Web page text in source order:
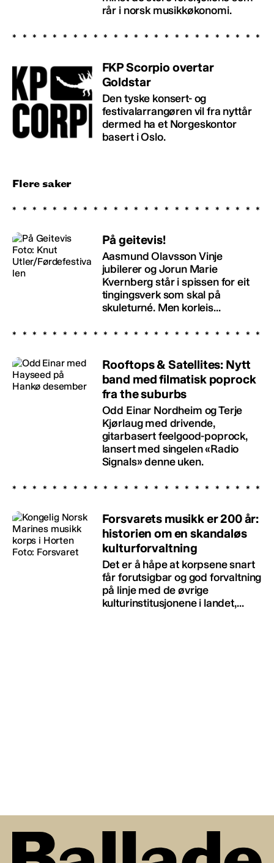
rår i norsk musikkøkonomi.
FKP Scorpio overtar
Goldstar
Den tyske konsert- og
festivalarrangøren vil fra nyttår
dermed ha et Norgeskontor
basert i Oslo.
Flere saker
På geitevis!
Aasmund Olavsson Vinje
jubilerer og Jorun Marie
Kvernberg står i spissen for eit
tingingsverk som skal på
skuleturné. Men korleis...
Rooftops & Satellites: Nytt
band med filmatisk poprock
fra the suburbs
Odd Einar Nordheim og Terje
Kjørlaug med drivende,
gitarbasert feelgood-poprock,
lansert med singelen «Radio
Signals» denne uken.
Forsvarets musikk er 200 år:
historien om en skandaløs
kulturforvaltning
Det er å håpe at korpsene snart
får forutsigbar og god forvaltning
på linje med de øvrige
kulturinstitusjonene i landet,...